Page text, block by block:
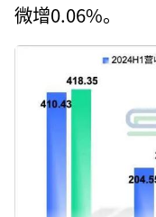
微增0.06%。